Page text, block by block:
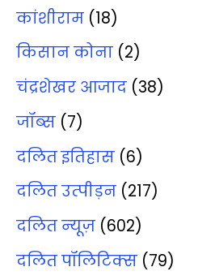
कांशीराम (18)
किसान कोना (2)
चंद्रशेखर आजाद (38)
जॉब्‍स (7)
दलित इतिहास (6)
दलित उत्‍पीड़न (217)
दलित न्‍यूज़ (602)
दलित पॉलिटिक्‍स (79)